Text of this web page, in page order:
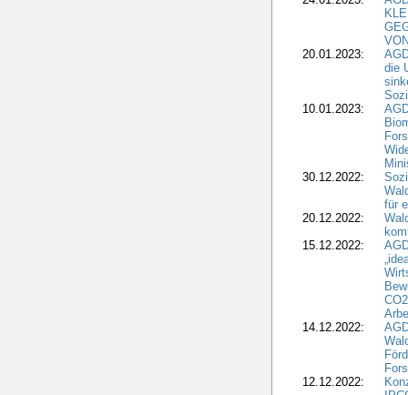
20.01.2023:
die
10.01.2023:
30.12.2022:
für
20.12.2022:
15.12.2022:
14.12.2022:
12.12.2022: